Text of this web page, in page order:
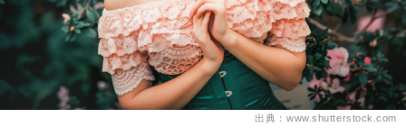
出典：www.shutterstock.com